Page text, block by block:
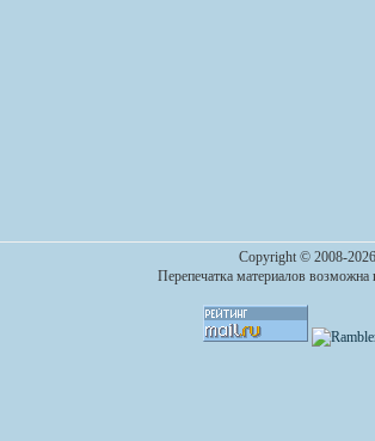
Copyright © 2008-
Перепечатка материалов возможна